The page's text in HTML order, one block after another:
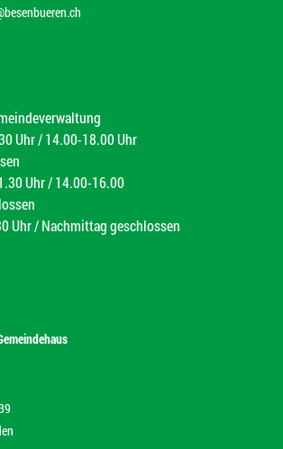
Uhr / 14.00-18.00 Uhr
Uhr / 14.00-16.00
Uhr / Nachmittag geschlossen
Link)